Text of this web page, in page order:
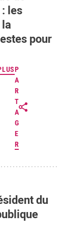
les
pour
P
A
R
T
A
G
E
R
du